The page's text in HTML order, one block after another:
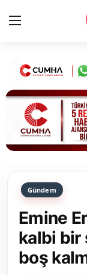
Kurumsal
Bakanlıklar
Siyasi Partiler
Yerel Yönetimler
Mülki İdare
Gündem
Emine
kalbi bir
boş